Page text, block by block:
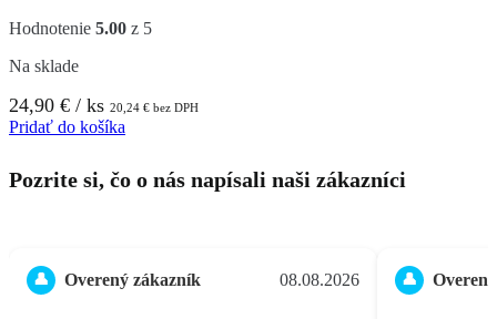
Hodnotenie 5.00 z 5
Na sklade
24,90 € / ks 20,24 € bez DPH
Pridať do košíka
Pozrite si, čo o nás napísali naši zákazníci
👤 Overený zákazník 08.08.2026 👤